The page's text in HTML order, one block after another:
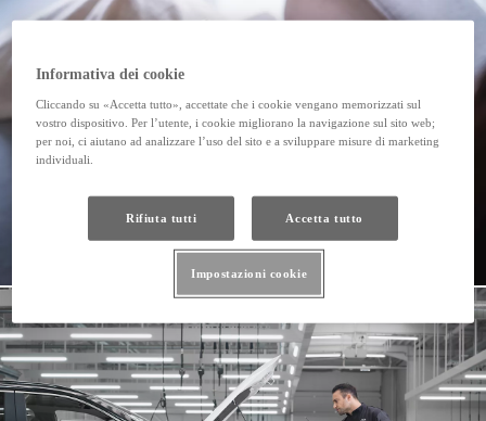
Informativa dei cookie
Cliccando su «Accetta tutto», accettate che i cookie vengano memorizzati sul
vostro dispositivo. Per l’utente, i cookie migliorano la navigazione sul sito web;
per noi, ci aiutano ad analizzare l’uso del sito e a sviluppare misure di marketing
individuali.
Rifiuta tutti Accetta tutto
Impostazioni cookie